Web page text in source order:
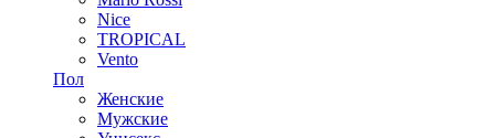
Nice
TROPICAL
Vento
Пол
Женские
Мужские